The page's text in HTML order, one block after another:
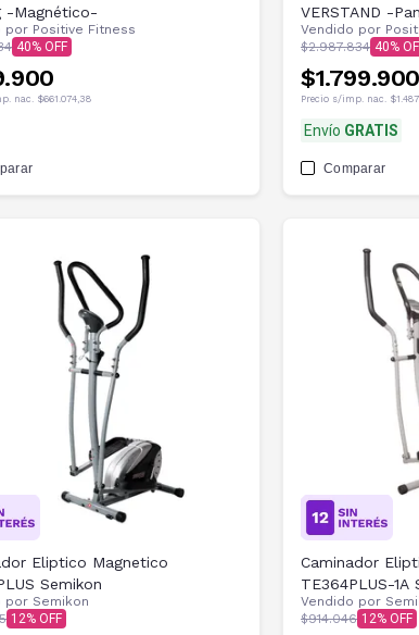
-Magnético-
por Positive Fitness
40
nac. $661.074,38
VERSTAND -
Semiprofesional
Vendido por
$2.987.834 40
$1.799.900
Precio s/imp. nac.
Envío GRATIS
Comparar
Eliptico Magnetico
Semikon
por Semikon
12
Caminador
TE364PLUS-1A
Vendido por
$914.046 12